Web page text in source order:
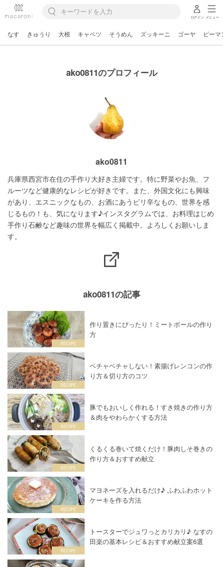
ログイン メニュー
なす きゅうり 大根 キャベツ そうめん ズッキーニ ゴーヤ ピーマ
ako0811のプロフィール
ako0811
兵庫県西宮市在住の手作り大好き主婦です。特に野菜やお魚、フ
ルーツなど健康的なレシピが好きです。また、外国文化にも興味
があり、エスニックなもの、お酒にあうピリ辛なもの、世界を感
じるもの！も、気になります♪インスタグラムでは、お料理はじめ
手作り石鹸など趣味の世界を幅広く掲載中。よろしくお願いしま
す。
ako0811の記事
作り置きにぴったり！ミートボールの作り
方
ベチャベチャしない！素揚げレンコンの作
り方＆切り方のコツ
豚でもおいしく作れる！すき焼きの作り方
＆肉をやわらかくする方法
くるくる巻いて焼くだけ！豚肉しそ巻きの
作り方＆おすすめ献立
マヨネーズを入れるだけ♪ ふわふわホット
ケーキを作る方法
トースターでジュワっとカリカリ♪ なすの
田楽の基本レシピ＆おすすめ献立案6選